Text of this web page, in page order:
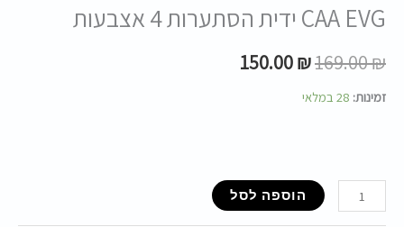
CAA EVG ידית הסתערות 4 אצבעות
169.00₪
150.00₪
זמינות: 28 במלאי
הוספה לסל